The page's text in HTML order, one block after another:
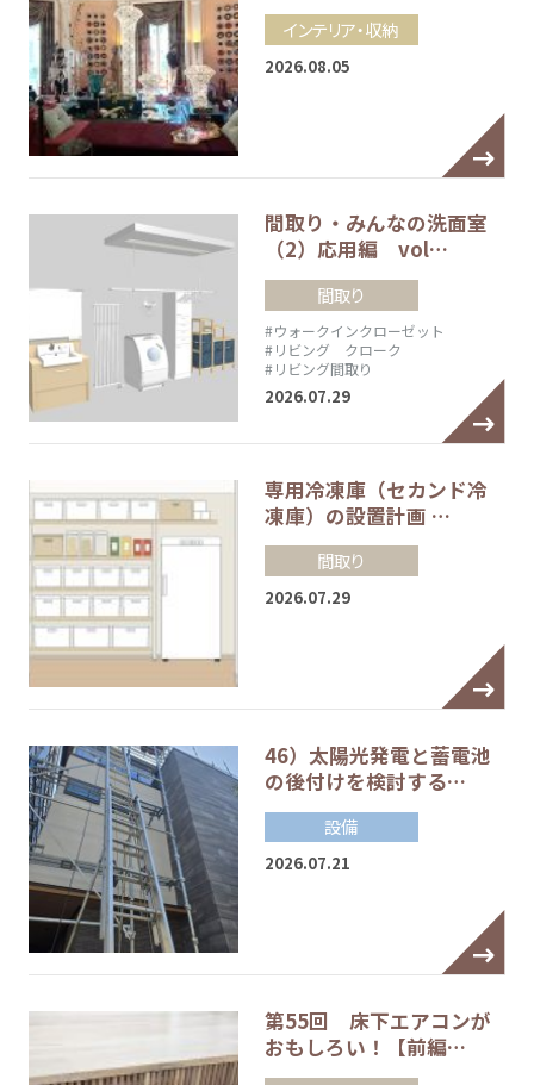
インテリア・収納
2026.08.05
間取り・みんなの洗面室
（2）応用編 vol…
間取り
#ウォークインクローゼット
#リビング クローク
#リビング間取り
2026.07.29
専用冷凍庫（セカンド冷
凍庫）の設置計画 …
間取り
2026.07.29
46）太陽光発電と蓄電池
の後付けを検討する…
設備
2026.07.21
第55回 床下エアコンが
おもしろい！【前編…